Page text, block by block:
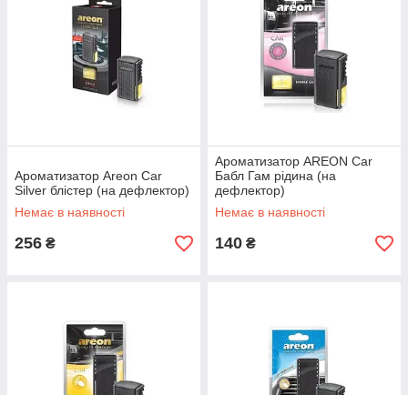
Ароматизатор Areon Car
Silver блістер (на дефлектор)
Немає в наявності
256 ₴
Ароматизатор AREON Car
Бабл Гам рідина (на
дефлектор)
Немає в наявності
140 ₴